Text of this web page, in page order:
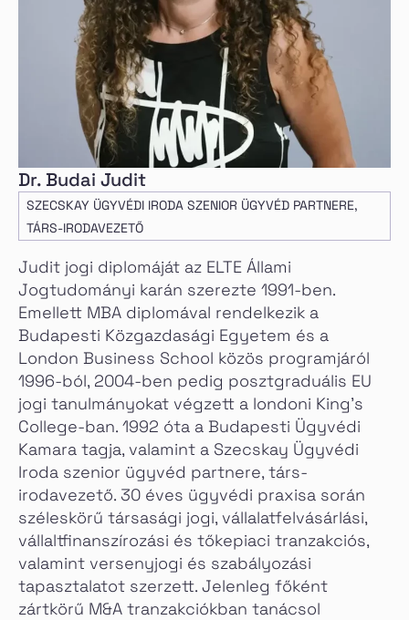
Dr. Budai Judit
SZECSKAY ÜGYVÉDI IRODA SZENIOR ÜGYVÉD PARTNERE,
TÁRS-IRODAVEZETŐ
Judit jogi diplomáját az ELTE Állami
Jogtudományi karán szerezte 1991-ben.
Emellett MBA diplomával rendelkezik a
Budapesti Közgazdasági Egyetem és a
London Business School közös programjáról
1996-ból, 2004-ben pedig posztgraduális EU
jogi tanulmányokat végzett a londoni King’s
College-ban. 1992 óta a Budapesti Ügyvédi
Kamara tagja, valamint a Szecskay Ügyvédi
Iroda szenior ügyvéd partnere, társ-
irodavezető. 30 éves ügyvédi praxisa során
széleskörű társasági jogi, vállalatfelvásárlási,
vállaltfinanszírozási és tőkepiaci tranzakciós,
valamint versenyjogi és szabályozási
tapasztalatot szerzett. Jelenleg főként
zártkörű M&A tranzakciókban tanácsol